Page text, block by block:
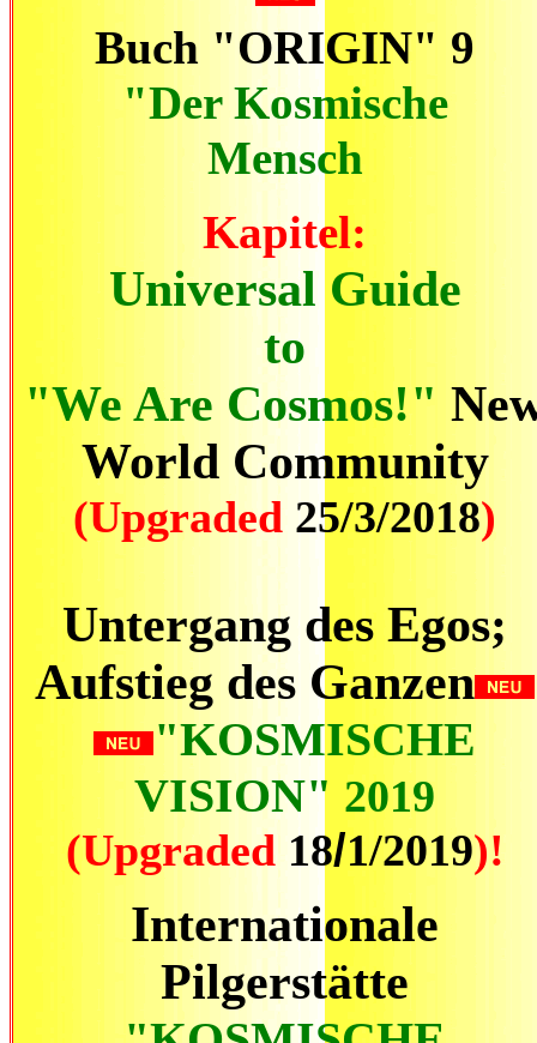
Buch "ORIGIN" 9
"Der Kosmische
Mensch
Kapitel:
Universal Guide
to
"We Are Cosmos!"
World Community
(Upgraded 25/3/2018)
Untergang des Egos;
Aufstieg des Ganzen
"KOSMISCHE
VISION" 2019
(Upgraded 18/1/2019)!
Internationale
Pilgerstätte